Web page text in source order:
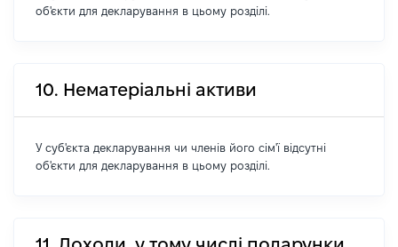
об'єкти для декларування в цьому розділі.
10. Нематеріальні активи
У суб'єкта декларування чи членів його сім'ї відсутні
об'єкти для декларування в цьому розділі.